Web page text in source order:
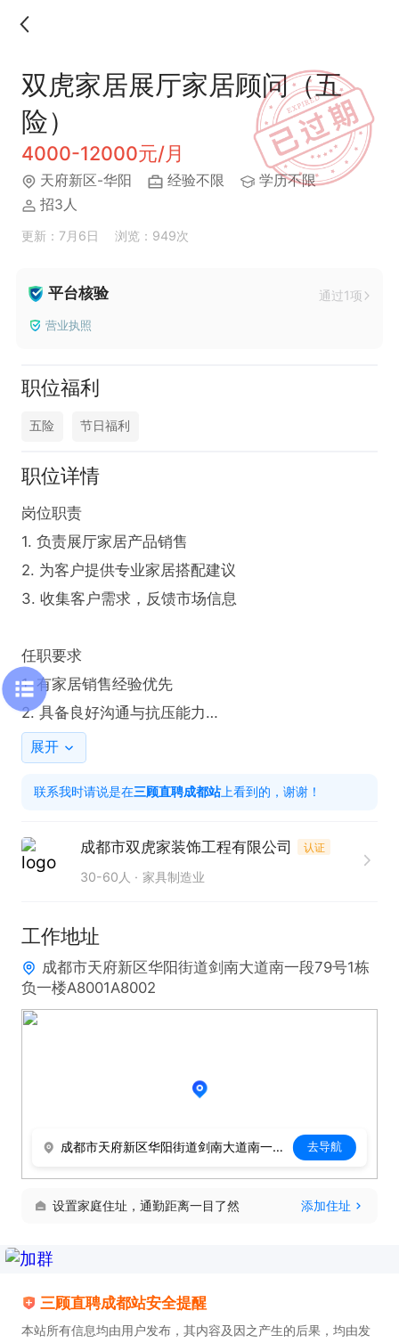
双虎家居展厅家居顾问（五
险）
4000-12000元/月
天府新区-华阳 经验不限
学历不限
招3人
更新：7月6日 浏览：949次
平台核验 通过1项
营业执照
职位福利
五险 节日福利
职位详情
岗位职责
1. 负责展厅家居产品销售
2. 为客户提供专业家居搭配建议
3. 收集客户需求，反馈市场信息
任职要求
1. 有家居销售经验优先
2. 具备良好沟通与抗压能力
3. 熟悉家居产品知识，销售技巧
展开
联系我时请说是在三顾直聘成都站上看到的，谢谢！
成都市双虎家装饰工程有限公司 认证
30-60人 家具制造业
工作地址
成都市天府新区华阳街道剑南大道南一段79号1栋
负一楼A8001A8002
成都市天府新区华阳街道剑南大道南一段79号1栋负一楼A8001A8002 去导航
设置家庭住址，通勤距离一目了然 添加住址
三顾直聘成都站安全提醒
本站所有信息均由用户发布，其内容及因之产生的后果，均由发